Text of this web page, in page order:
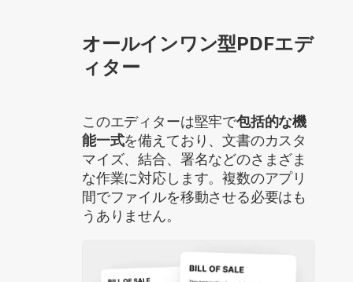
オールインワン型PDFエデ
ィター
このエディターは堅牢で包括的な機
能一式を備えており、文書のカスタ
マイズ、結合、署名などのさまざま
な作業に対応します。複数のアプリ
間でファイルを移動させる必要はも
うありません。